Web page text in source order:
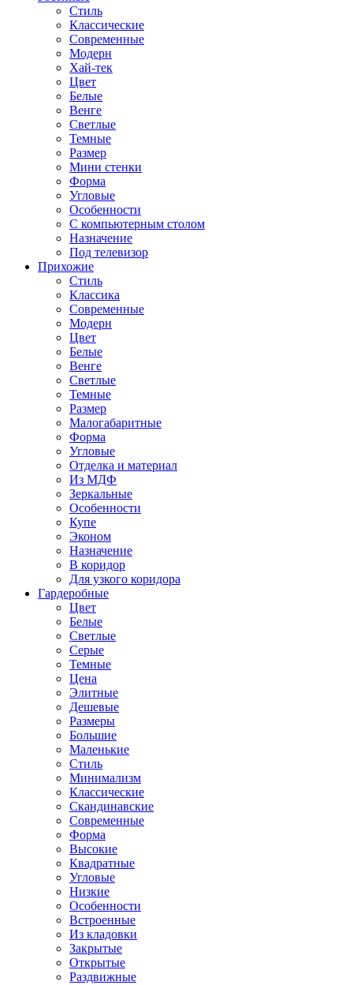
Стиль
Классические
Современные
Модерн
Хай-тек
Цвет
Белые
Венге
Светлые
Темные
Размер
Мини стенки
Форма
Угловые
Особенности
С компьютерным столом
Назначение
Под телевизор
Прихожие
Стиль
Классика
Современные
Модерн
Цвет
Белые
Венге
Светлые
Темные
Размер
Малогабаритные
Форма
Угловые
Отделка и материал
Из МДФ
Зеркальные
Особенности
Купе
Эконом
Назначение
В коридор
Для узкого коридора
Гардеробные
Цвет
Белые
Светлые
Серые
Темные
Цена
Элитные
Дешевые
Размеры
Большие
Маленькие
Стиль
Минимализм
Классические
Скандинавские
Современные
Форма
Высокие
Квадратные
Угловые
Низкие
Особенности
Встроенные
Из кладовки
Закрытые
Открытые
Раздвижные